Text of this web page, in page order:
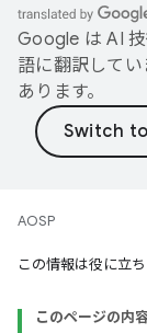
Google は AI
語に翻訳して
あります。
AOSP
この情報は役に立
このページの内